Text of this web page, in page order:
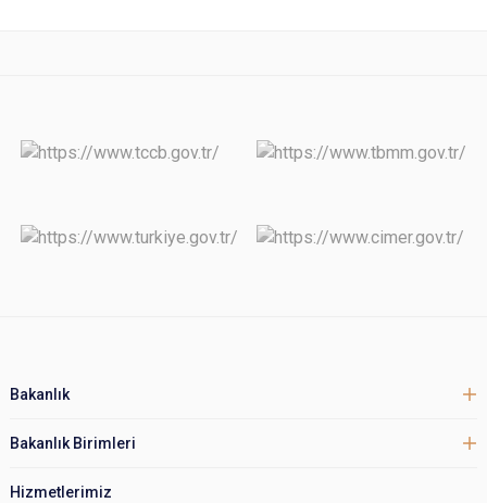
Bakanlık
Bakanlık Birimleri
Hizmetlerimiz